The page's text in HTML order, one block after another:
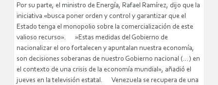
Por su parte, el ministro de Energía, Rafael Ramírez, dijo que la
iniciativa «busca poner orden y control y garantizar que el
Estado tenga el monopolio sobre la comercialización de este
valioso recurso». »Estas medidas del Gobierno de
nacionalizar el oro fortalecen y apuntalan nuestra economía,
son decisiones soberanas de nuestro Gobierno nacional (…) en
el contexto de una crisis de la economía mundial», añadió el
jueves en la televisión estatal. Venezuela se recupera de una